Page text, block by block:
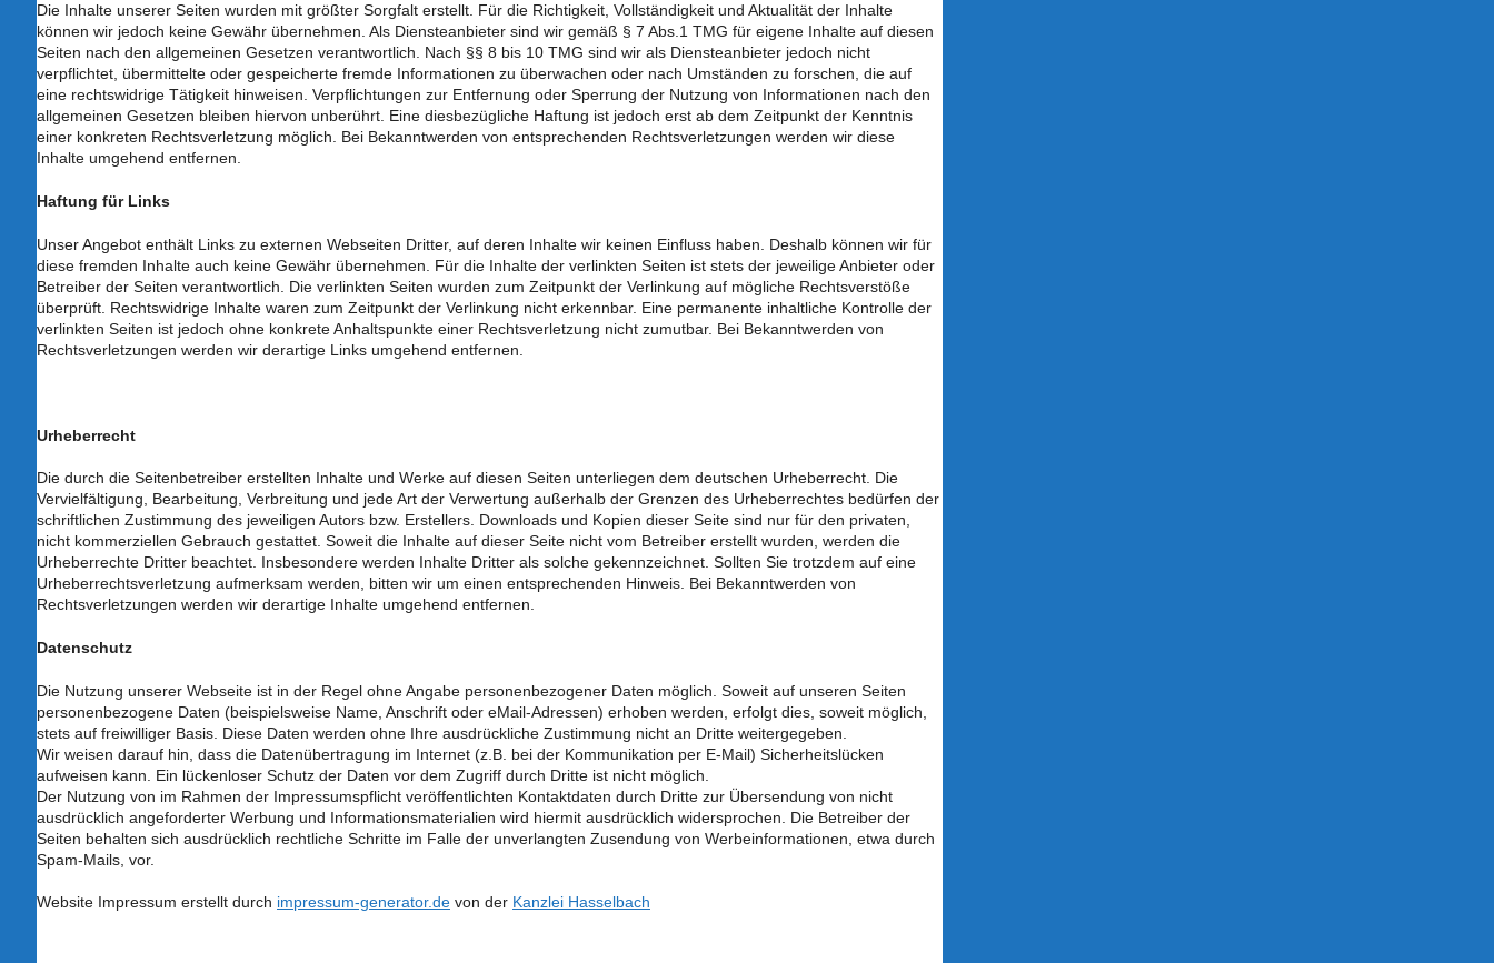
Die Inhalte unserer Seiten wurden mit größter Sorgfalt erstellt. Für die Richtigkeit, Vollständigkeit und Aktualität der Inhalte
können wir jedoch keine Gewähr übernehmen. Als Diensteanbieter sind wir gemäß § 7 Abs.1 TMG für eigene Inhalte auf diesen
Seiten nach den allgemeinen Gesetzen verantwortlich. Nach §§ 8 bis 10 TMG sind wir als Diensteanbieter jedoch nicht
verpflichtet, übermittelte oder gespeicherte fremde Informationen zu überwachen oder nach Umständen zu forschen, die auf
eine rechtswidrige Tätigkeit hinweisen. Verpflichtungen zur Entfernung oder Sperrung der Nutzung von Informationen nach den
allgemeinen Gesetzen bleiben hiervon unberührt. Eine diesbezügliche Haftung ist jedoch erst ab dem Zeitpunkt der Kenntnis
einer konkreten Rechtsverletzung möglich. Bei Bekanntwerden von entsprechenden Rechtsverletzungen werden wir diese
Inhalte umgehend entfernen.
Haftung für Links
Unser Angebot enthält Links zu externen Webseiten Dritter, auf deren Inhalte wir keinen Einfluss haben. Deshalb können wir für
diese fremden Inhalte auch keine Gewähr übernehmen. Für die Inhalte der verlinkten Seiten ist stets der jeweilige Anbieter oder
Betreiber der Seiten verantwortlich. Die verlinkten Seiten wurden zum Zeitpunkt der Verlinkung auf mögliche Rechtsverstöße
überprüft. Rechtswidrige Inhalte waren zum Zeitpunkt der Verlinkung nicht erkennbar. Eine permanente inhaltliche Kontrolle der
verlinkten Seiten ist jedoch ohne konkrete Anhaltspunkte einer Rechtsverletzung nicht zumutbar. Bei Bekanntwerden von
Rechtsverletzungen werden wir derartige Links umgehend entfernen.
Urheberrecht
Die durch die Seitenbetreiber erstellten Inhalte und Werke auf diesen Seiten unterliegen dem deutschen Urheberrecht. Die
Vervielfältigung, Bearbeitung, Verbreitung und jede Art der Verwertung außerhalb der Grenzen des Urheberrechtes bedürfen der
schriftlichen Zustimmung des jeweiligen Autors bzw. Erstellers. Downloads und Kopien dieser Seite sind nur für den privaten,
nicht kommerziellen Gebrauch gestattet. Soweit die Inhalte auf dieser Seite nicht vom Betreiber erstellt wurden, werden die
Urheberrechte Dritter beachtet. Insbesondere werden Inhalte Dritter als solche gekennzeichnet. Sollten Sie trotzdem auf eine
Urheberrechtsverletzung aufmerksam werden, bitten wir um einen entsprechenden Hinweis. Bei Bekanntwerden von
Rechtsverletzungen werden wir derartige Inhalte umgehend entfernen.
Datenschutz
Die Nutzung unserer Webseite ist in der Regel ohne Angabe personenbezogener Daten möglich. Soweit auf unseren Seiten
personenbezogene Daten (beispielsweise Name, Anschrift oder eMail-Adressen) erhoben werden, erfolgt dies, soweit möglich,
stets auf freiwilliger Basis. Diese Daten werden ohne Ihre ausdrückliche Zustimmung nicht an Dritte weitergegeben.
Wir weisen darauf hin, dass die Datenübertragung im Internet (z.B. bei der Kommunikation per E-Mail) Sicherheitslücken
aufweisen kann. Ein lückenloser Schutz der Daten vor dem Zugriff durch Dritte ist nicht möglich.
Der Nutzung von im Rahmen der Impressumspflicht veröffentlichten Kontaktdaten durch Dritte zur Übersendung von nicht
ausdrücklich angeforderter Werbung und Informationsmaterialien wird hiermit ausdrücklich widersprochen. Die Betreiber der
Seiten behalten sich ausdrücklich rechtliche Schritte im Falle der unverlangten Zusendung von Werbeinformationen, etwa durch
Spam-Mails, vor.
Website Impressum erstellt durch impressum-generator.de von der Kanzlei Hasselbach